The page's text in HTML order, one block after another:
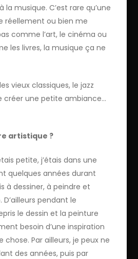
la musique. C’est rare qu’une
réellement ou bien me
comme l’art, le cinéma ou
les livres, la musique ça ne
vieux classiques, le jazz
créer une petite ambiance…
artistique ?
petite, j’étais dans une
quelques années durant
à dessiner, à peindre et
D’ailleurs pendant le
le dessin et la peinture
besoin d’une inspiration
chose. Par ailleurs, je peux ne
des années, puis par